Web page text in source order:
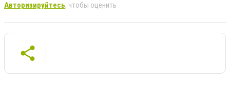
Авторизируйтесь, чтобы оценить